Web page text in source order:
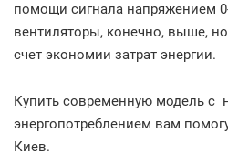
помощи сигнала напряжением
вентиляторы, конечно, выше,
счет экономии затрат энергии.
Купить современную модель с
энергопотреблением вам
Киев.